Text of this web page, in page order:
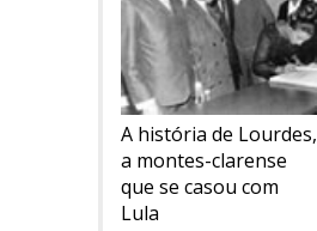
A história de Lourdes,
a montes-clarense
que se casou com
Lula